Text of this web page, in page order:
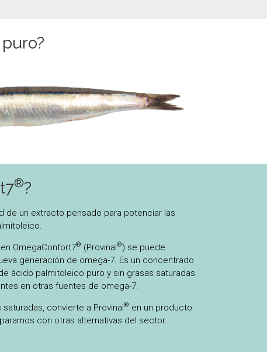
®?
de un extracto pensado para potenciar las
OmegaConfort7® (Provinal®) se puede
generación de omega-7. Es un concentrado
ácido palmitoleico puro y sin grasas saturadas
en otras fuentes de omega-7.
saturadas, convierte a Provinal® en un producto
con otras alternativas del sector.